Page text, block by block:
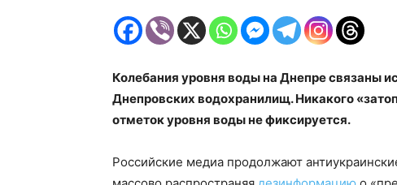
Колебания уровня воды на Днепре связаны
Днепровских водохранилищ. Никакого
отметок уровня воды не фиксируется.
Российские медиа продолжают